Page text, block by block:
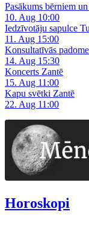
Pasākums bērniem
10. Aug 10:00
Iedzīvotāju sapulce
11. Aug 15:00
Konsultatīvās
14. Aug 15:30
Koncerts Zantē
15. Aug 11:00
Kapu svētki Zantē
22. Aug 11:00
Horoskopi